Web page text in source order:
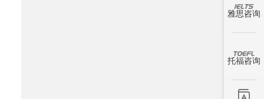
雅思咨询
托福咨询